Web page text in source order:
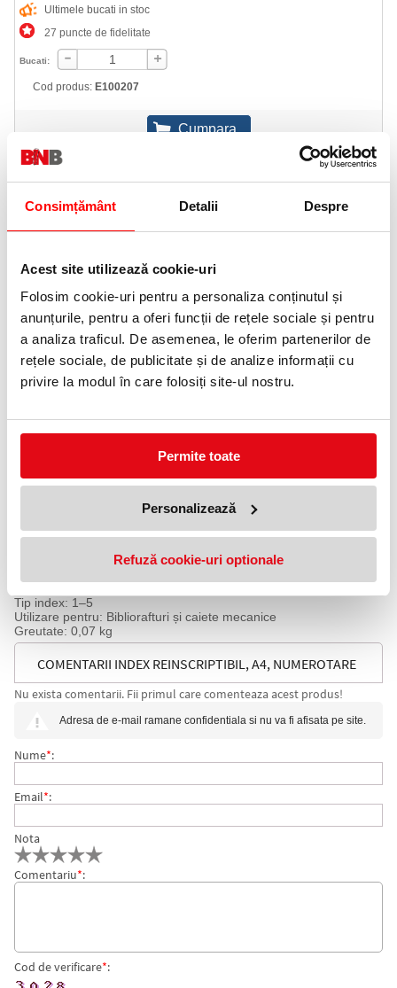
Consimțământ Detalii Despre
Acest site utilizează cookie-uri
Folosim cookie-uri pentru a personaliza conținutul și
anunțurile, pentru a oferi funcții de rețele sociale și pentru
a analiza traficul. De asemenea, le oferim partenerilor de
rețele sociale, de publicitate și de analize informații cu
privire la modul în care folosiți site-ul nostru.
Permite toate
Personalizează
Refuză cookie-uri optionale
Ultimele bucati in stoc
27 puncte de fidelitate
Bucati:
Cod produs: E100207
Telefon:
Index reinscriptibil cu taste laminate, destinat organizării eficiente
a documentelor arhivate în bibliorafturi sau caiete mecanice.
Prevăzut cu pagină de sumar laminată pentru descrierea
conținutului. Textul se poate scrie cu pixul și ulterior poate fi
îndepărtat cu ajutorul unei radiere.
Index reinscriptibil din carton cu pagină de sumar și taste
laminate și perforații pentru arhivare, ideal pentru organizarea și
arhivarea sistematică a documentelor.
Format A4+ care asigură acces rapid la documente chiar și atunci
când utilizați folii de protecție.
Index 1-5 cu 5 taste, pentru identificarea rapidă a conținutului.
Prevăzut cu 11 perforații pentru arhivare în biblioraft și caiete
Carton rezistent de 160 gsm
Culoare: Multicolor
Tip index: 1–5
Utilizare pentru: Bibliorafturi și caiete mecanice
Greutate: 0,07 kg
COMENTARII INDEX REINSCRIPTIBIL, A4, NUMEROTARE
Nu exista comentarii. Fii primul care comenteaza acest produs!
Adresa de e-mail ramane confidentiala si nu va fi afisata pe site.
Nume*:
Email*:
Nota
Comentariu*:
Cod de verificare*: